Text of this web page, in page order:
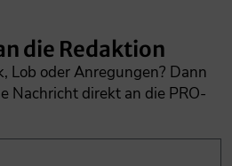
die Redaktion
Lob oder Anregungen? Dann
Nachricht direkt an die PRO-